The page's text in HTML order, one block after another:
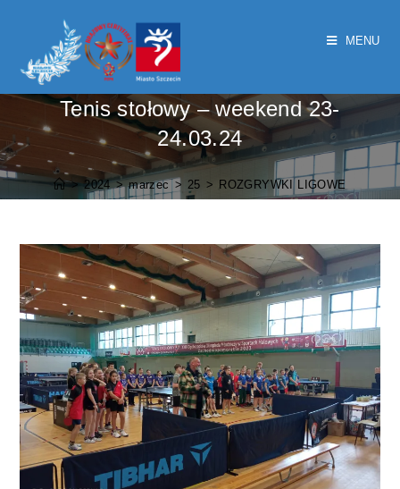
MENU
Tenis stołowy – weekend 23-
24.03.24
> 2024 > marzec > 25 > ROZGRYWKI LIGOWE